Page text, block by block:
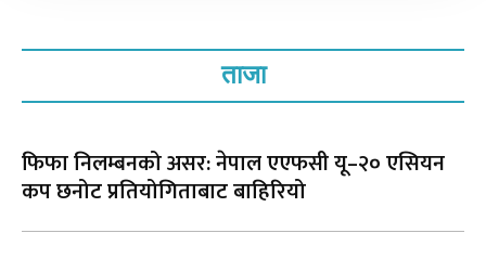
ताजा
फिफा निलम्बनको असर: नेपाल एएफसी यू–२० एसियन
कप छनोट प्रतियोगिताबाट बाहिरियो